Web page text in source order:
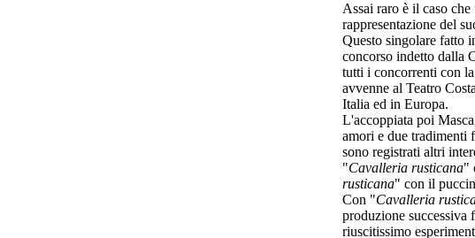
Assai raro è il caso
rappresentazione del
Questo singolare fatto
concorso indetto dalla
tutti i concorrenti con
avvenne al Teatro
Italia ed in Europa.
L'accoppiata poi
amori e due tradimenti
sono registrati altri
"Cavalleria rusticana"
rusticana" con il
Con "Cavalleria
produzione successiva
riuscitissimo